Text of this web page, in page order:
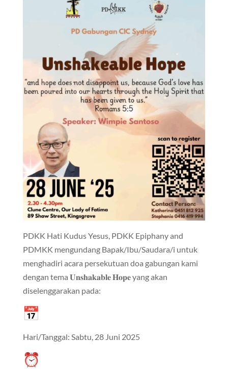
PDKK Hati Kudus Yesus, PDKK Epiphany and
PDMKK mengundang Bapak/Ibu/Saudara/i untuk
menghadiri acara persekutuan doa gabungan kami
dengan tema 𝐔𝐧𝐬𝐡𝐚𝐤𝐚𝐛𝐥𝐞 𝐇𝐨𝐩𝐞 yang akan
diselenggarakan pada:
Hari/Tanggal: Sabtu, 28 Juni 2025